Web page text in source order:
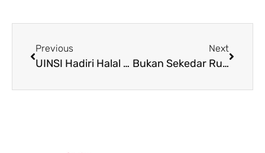
Previous
UINSI Hadiri Halal Bi Halal 1446 H Pimpinan Wilayah Muhammadiyah Kalimantan Timur
Next
Bukan Sekedar Rutinitas Tahunan, Koord PGMI Marniati Kadir, M.Pd Ingin Output Upgrading HMPS Semakin Progresif